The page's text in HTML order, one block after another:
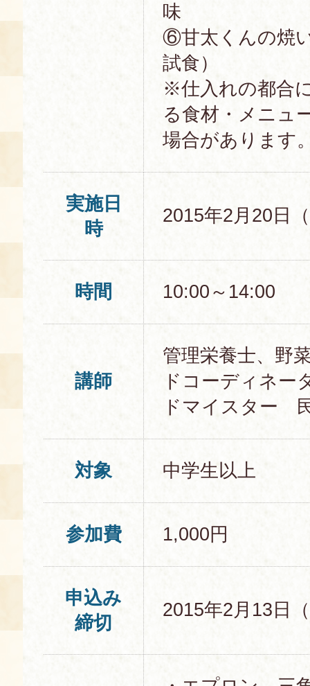
味
⑥甘太くんの焼
試食）
※仕入れの都合
る食材・メニュ
場合があります
実施日
時
2015年2月20日
時間 10:00～14:00
講師
管理栄養士、野
ドコーディネー
ドマイスター
対象 中学生以上
参加費 1,000円
申込み
締切
2015年2月13日